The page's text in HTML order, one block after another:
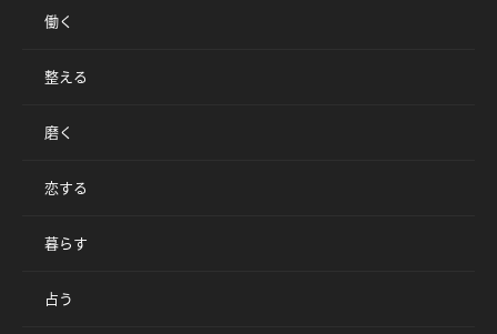
働く
整える
磨く
恋する
暮らす
占う